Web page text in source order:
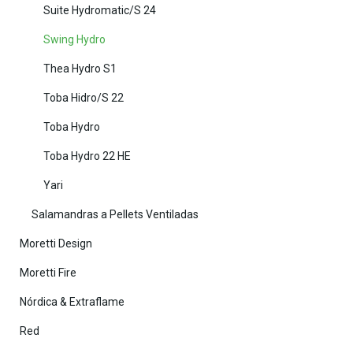
Suite Hydromatic/S 24
Swing Hydro
Thea Hydro S1
Toba Hidro/S 22
Toba Hydro
Toba Hydro 22 HE
Yari
Salamandras a Pellets Ventiladas
Moretti Design
Moretti Fire
Nórdica & Extraflame
Red